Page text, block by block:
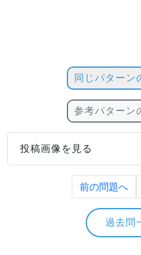
同じパターン
参考パターン
投稿画像を見る
前の問題へ
過去問